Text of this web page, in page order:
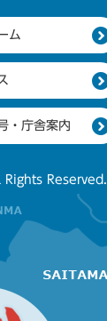
ム
・庁舎案内
Reserved.